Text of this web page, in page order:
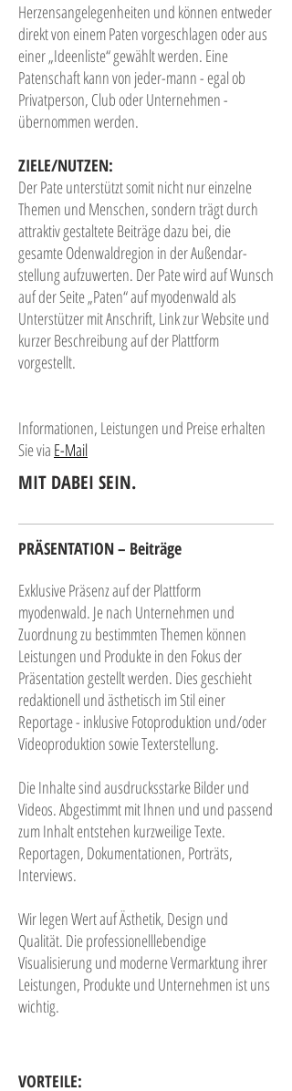
Herzensangelegenheiten und können entweder
direkt von einem Paten vorgeschlagen oder aus
einer „Ideenliste“ gewählt werden. Eine
Patenschaft kann von jeder-mann - egal ob
Privatperson, Club oder Unternehmen -
übernommen werden.
ZIELE/NUTZEN:
Der Pate unterstützt somit nicht nur einzelne
Themen und Menschen, sondern trägt durch
attraktiv gestaltete Beiträge dazu bei, die
gesamte Odenwaldregion in der Außendar-
stellung aufzuwerten. Der Pate wird auf Wunsch
auf der Seite „Paten“ auf myodenwald als
Unterstützer mit Anschrift, Link zur Website und
kurzer Beschreibung auf der Plattform
vorgestellt.
Informationen, Leistungen und Preise erhalten
Sie via E-Mail
MIT DABEI SEIN.
PRÄSENTATION – Beiträge
Exklusive Präsenz auf der Plattform
myodenwald. Je nach Unternehmen und
Zuordnung zu bestimmten Themen können
Leistungen und Produkte in den Fokus der
Präsentation gestellt werden. Dies geschieht
redaktionell und ästhetisch im Stil einer
Reportage - inklusive Fotoproduktion und/oder
Videoproduktion sowie Texterstellung.
Die Inhalte sind ausdrucksstarke Bilder und
Videos. Abgestimmt mit Ihnen und und passend
zum Inhalt entstehen kurzweilige Texte.
Reportagen, Dokumentationen, Porträts,
Interviews.
Wir legen Wert auf Ästhetik, Design und
Qualität. Die professionelllebendige
Visualisierung und moderne Vermarktung ihrer
Leistungen, Produkte und Unternehmen ist uns
wichtig.
VORTEILE: